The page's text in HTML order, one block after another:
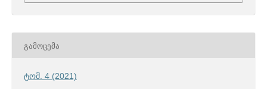
ᲒᲐᲛᲝᲪᲔᲛᲐ
ტომ. 4 (2021)